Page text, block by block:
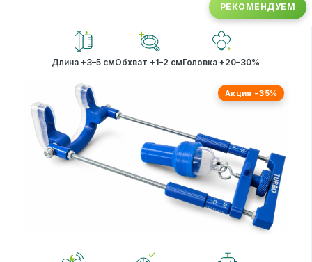
РЕКОМЕНДУЕМ
Длина +3–5 смОбхват +1–2 смГоловка +20–30%
Акция −35%